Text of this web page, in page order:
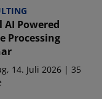
AI Powered
Processing
14. Juli 2026 | 35